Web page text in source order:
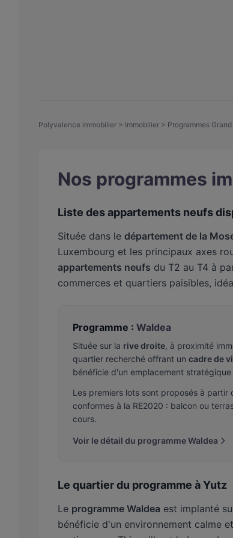
Polyvalence immobilier > Immobilier > Programmes Grand
Nos programmes
Liste des appartements neufs
Située dans le département de la
Luxembourg et les principaux axes
appartements neufs du T2 au T4 à
commerces et quartiers paisibles,
Programme : Waldea
Située sur la rive droite, à proximité
quartier recherché offrant un cadre de
bénéficie d'un emplacement stratégique
Les premiers lots sont proposés à partir
conformes à la RE2020 : balcon ou
cours.
Voir le détail du programme Waldea
Le quartier du programme à Yutz
Le programme Waldea est implanté
bénéficie d'un environnement calme